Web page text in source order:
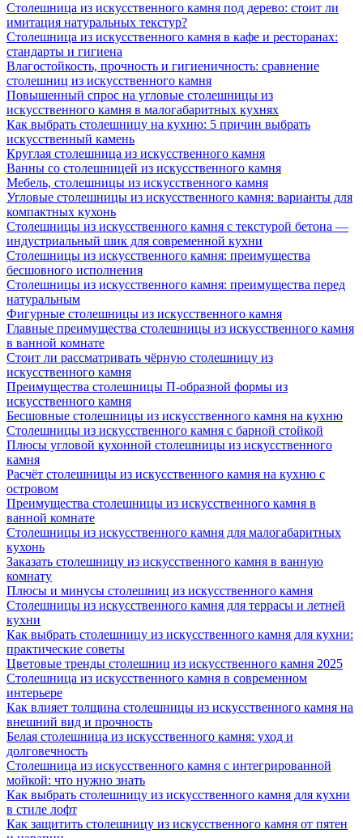
Столешница из искусственного камня под дерево: стоит ли
имитация натуральных текстур?
Столешница из искусственного камня в кафе и ресторанах:
стандарты и гигиена
Влагостойкость, прочность и гигиеничность: сравнение
столешниц из искусственного камня
Повышенный спрос на угловые столешницы из
искусственного камня в малогабаритных кухнях
Как выбрать столешницу на кухню: 5 причин выбрать
искусственный камень
Круглая столешница из искусственного камня
Ванны со столешницей из искусственного камня
Мебель, столешницы из искусственного камня
Угловые столешницы из искусственного камня: варианты для
компактных кухонь
Столешницы из искусственного камня с текстурой бетона —
индустриальный шик для современной кухни
Столешницы из искусственного камня: преимущества
бесшовного исполнения
Столешницы из искусственного камня: преимущества перед
натуральным
Фигурные столешницы из искусственного камня
Главные преимущества столешницы из искусственного камня
в ванной комнате
Стоит ли рассматривать чёрную столешницу из
искусственного камня
Преимущества столешницы П-образной формы из
искусственного камня
Бесшовные столешницы из искусственного камня на кухню
Столешницы из искусственного камня с барной стойкой
Плюсы угловой кухонной столешницы из искусственного
камня
Расчёт столешницы из искусственного камня на кухню с
островом
Преимущества столешницы из искусственного камня в
ванной комнате
Столешницы из искусственного камня для малогабаритных
кухонь
Заказать столешницу из искусственного камня в ванную
комнату
Плюсы и минусы столешниц из искусственного камня
Столешницы из искусственного камня для террасы и летней
кухни
Как выбрать столешницу из искусственного камня для кухни:
практические советы
Цветовые тренды столешниц из искусственного камня 2025
Столешница из искусственного камня в современном
интерьере
Как влияет толщина столешницы из искусственного камня на
внешний вид и прочность
Белая столешница из искусственного камня: уход и
долговечность
Столешница из искусственного камня с интегрированной
мойкой: что нужно знать
Как выбрать столешницу из искусственного камня для кухни
в стиле лофт
Как защитить столешницу из искусственного камня от пятен